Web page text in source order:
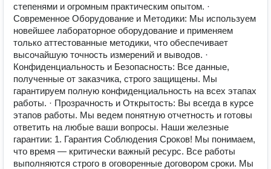
степенями и огромным практическим опытом. ·
Современное Оборудование и Методики: Мы используем
новейшее лабораторное оборудование и применяем
только аттестованные методики, что обеспечивает
высочайшую точность измерений и выводов. ·
Конфиденциальность и Безопасность: Все данные,
полученные от заказчика, строго защищены. Мы
гарантируем полную конфиденциальность на всех этапах
работы. · Прозрачность и Открытость: Вы всегда в курсе
этапов работы. Мы ведем понятную отчетность и готовы
ответить на любые ваши вопросы. Наши железные
гарантии: 1. Гарантия Соблюдения Сроков! Мы понимаем,
что время — критически важный ресурс. Все работы
выполняются строго в оговоренные договором сроки. Мы